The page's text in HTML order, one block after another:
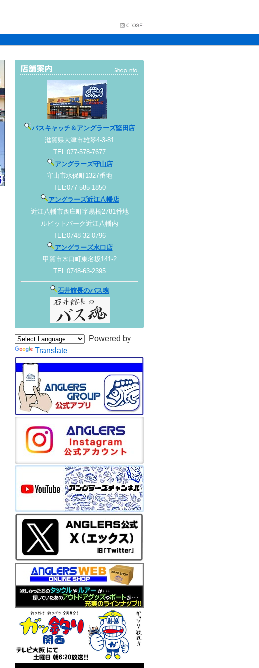
バスキャッチ＆アングラーズ堅田店
滋賀県大津市雄琴4-3-81
TEL:077-578-7677
アングラーズ守山店
守山市水保町1327番地
TEL:077-585-1850
アングラーズ近江八幡店
近江八幡市西庄町字黒橋2781番地
ルビットパーク近江八幡内
TEL:0748-32-0796
アングラーズ水口店
甲賀市水口町東名坂141-2
TEL:0748-63-2395
石井館長のバス魂
Powered by
Translate